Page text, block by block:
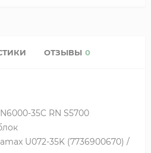
ОТЗЫВЫ 0
35C RN S5700
U072-35K (7736900670) /